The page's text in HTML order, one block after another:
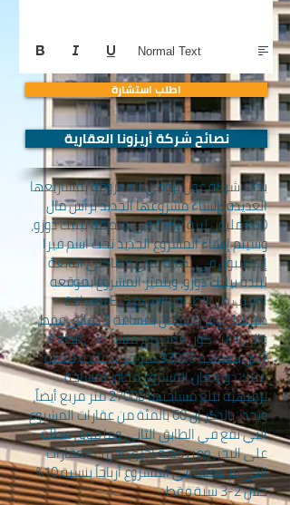
Normal Text
بدأت شركة غول بروجي المعروفة بمشاريعها
العديدة بإنشاء مشروعها الجديد برأس مال
630 مليون ليرة تركية في منطقة بيليك دوزو،
وسيتم إنشاء المشروع الجديد تحت اسم فيرا
إسطنبول في نهاية شارع كافاكلي التابعة
لبلدة بيليك دوزو، ويتميّز المشروع بموقعه
القريب من الطريق السريع E-5 بمسافة
دقيقتان وعن الساحل بمسافة 3 دقائق فقط،
وإلى جانب كون المشروع منشأً على قطعة
أرض بمساحة 92000 متر مربع عائدة لبلدية
بيليك دوزو فإن المشروع مجاور لمساحة
ترفيهيّة تبلغ مساحتها 27000 متر مربع أيضاً،
ويجدر بالذكر إن 60 بالمئة من عقارات المشروع
التي تقع في الطابق الثاني وما فوق مطلّة
على البحر، ومن جهة أخرى أحرزت العقارات
التي تم بيعها في المشروع أرباحاً بنسبة 10%
خلال 2-3 سنة فقط.
نصائح شركة أريزونا العقارية
اطلب استشارة